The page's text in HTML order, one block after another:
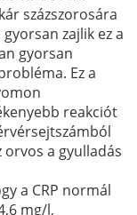
százszorosára
zajlik ez a
gyorsan
Ez a
reakciót
a gyulladás
a CRP normál
mg/l,